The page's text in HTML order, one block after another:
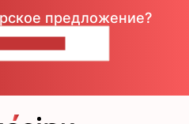
предложение?